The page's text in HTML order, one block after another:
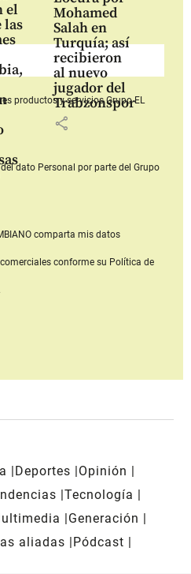
el
las
Mohamed
Salah en
Turquía; así
recibieron
al nuevo
jugador del
Trabzonspor
share
productos y serviciosGrupo EL
dato Personal por parte del Grupo
comparta mis datos
conforme su Política de
Deportes
Opinión
Tecnología
Generación
aliadas
Pódcast